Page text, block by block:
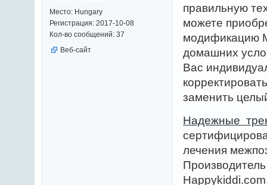
Место: Hungary
Регистрация: 2017-10-08
Кол-во сообщений: 37
Веб-сайт
правильную
можете
модификацию
домашних
Вас
заменить
Надежные
лечения